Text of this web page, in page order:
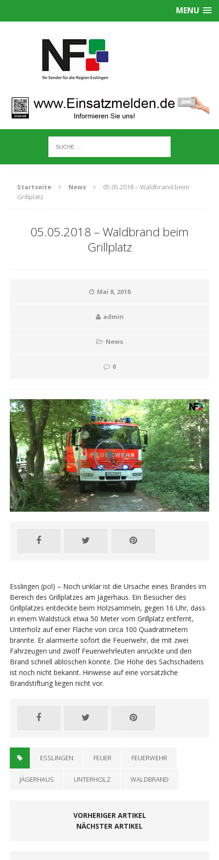
MENU
Startseite News
05.05.2018 – Waldbrand beim
Grillplatz
05.05.2018 – Waldbrand beim
Grillplatz
Mai 8, 2018
admin
News
0
Esslingen (pol) – Noch unklar ist die Ursache eines Brandes im
Bereich des Grillplatzes am Jägerhaus. Ein Besucher des
Grillplatzes entdeckte beim Holzsammeln, gegen 16 Uhr, dass
in einem Waldstück etwa 50 Meter vom Grillplatz entfernt,
Unterholz auf einer Fläche von circa 100 Quadratmetern
brannte. Er alarmierte sofort die Feuerwehr, die mit zwei
Fahrzeugen und zwölf Feuerwehrleuten anrückte und den
Brand schnell ablöschen konnte. Die Höhe des Sachschadens
ist noch nicht bekannt. Hinweise auf eine vorsätzliche
Brandstiftung liegen nicht vor.
ESSLINGEN FEUER FEUERWEHR
JÄGERHAUS UNTERHOLZ WALDBRAND
VORHERIGER ARTIKEL
NÄCHSTER ARTIKEL